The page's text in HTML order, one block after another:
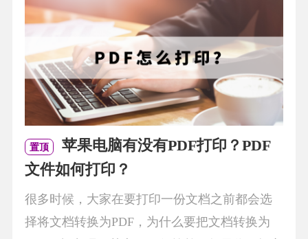
置顶
苹果电脑有没有PDF打印？PDF
文件如何打印？
很多时候，大家在要打印一份文档之前都会选
择将文档转换为PDF，为什么要把文档转换为